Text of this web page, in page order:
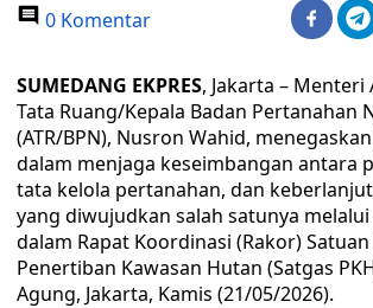
0 Komentar
SUMEDANG EKPRES, Jakarta –
Tata Ruang/Kepala Badan Pertanahan
(ATR/BPN), Nusron Wahid,
dalam menjaga keseimbangan antara
tata kelola pertanahan, dan
yang diwujudkan salah satunya
dalam Rapat Koordinasi (Rakor) Satuan
Penertiban Kawasan Hutan (Satgas
Agung, Jakarta, Kamis (21/05/2026).